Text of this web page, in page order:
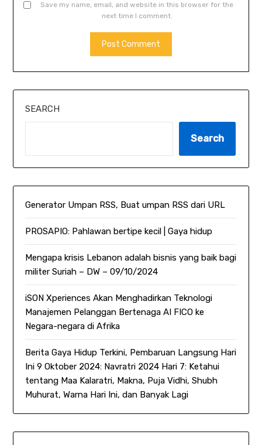
Save my name, email, and website in this browser for the
next time I comment.
SEARCH
Search
Generator Umpan RSS, Buat umpan RSS dari URL
PROSAPIO: Pahlawan bertipe kecil | Gaya hidup
Mengapa krisis Lebanon adalah bisnis yang baik bagi
militer Suriah – DW – 09/10/2024
iSON Xperiences Akan Menghadirkan Teknologi
Manajemen Pelanggan Bertenaga AI FICO ke
Negara-negara di Afrika
Berita Gaya Hidup Terkini, Pembaruan Langsung Hari
Ini 9 Oktober 2024: Navratri 2024 Hari 7: Ketahui
tentang Maa Kalaratri, Makna, Puja Vidhi, Shubh
Muhurat, Warna Hari Ini, dan Banyak Lagi